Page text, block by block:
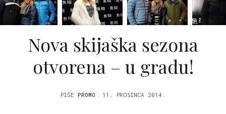
Nova skijaška sezona
otvorena – u gradu!
PIŠE PROMO 11. PROSINCA 2014.